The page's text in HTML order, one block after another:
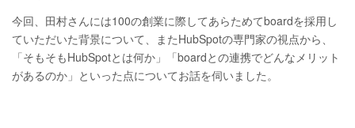
今回、田村さんには100の創業に際してあらためてboardを採用し
ていただいた背景について、またHubSpotの専門家の視点から、
「そもそもHubSpotとは何か」「boardとの連携でどんなメリット
があるのか」といった点についてお話を伺いました。